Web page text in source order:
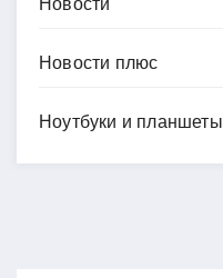
Новости
Новости плюс
Ноутбуки и планшеты